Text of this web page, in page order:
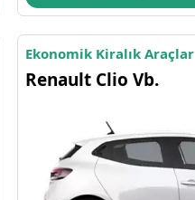
Ekonomik Kiralık Araçlar
Renault Clio Vb.